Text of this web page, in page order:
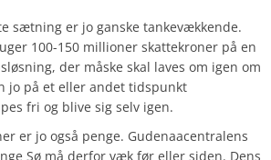
sætning er jo ganske tankevækkende.
100-150 millioner skattekroner på en
der måske skal laves om igen om
jo på et eller andet tidspunkt
fri og blive sig selv igen.
er jo også penge. Gudenaacentralens
Sø må derfor væk før eller siden. Dens